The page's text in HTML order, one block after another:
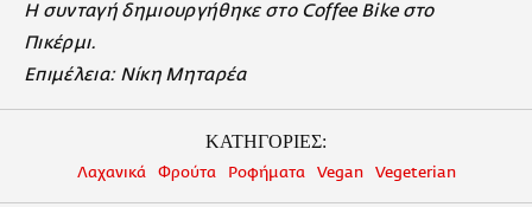
ΚΑΤΗΓΟΡΙΕΣ:
Λαχανικά Φρούτα Ροφήματα Vegan Vegeterian
Η συνταγή δημιουργήθηκε στο Coffee Bike στο
Πικέρμι.
Επιμέλεια: Νίκη Μηταρέα